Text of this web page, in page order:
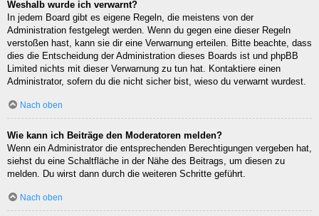
Weshalb wurde ich verwarnt?
In jedem Board gibt es eigene Regeln, die meistens von der
Administration festgelegt werden. Wenn du gegen eine dieser Regeln
verstoßen hast, kann sie dir eine Verwarnung erteilen. Bitte beachte, dass
dies die Entscheidung der Administration dieses Boards ist und phpBB
Limited nichts mit dieser Verwarnung zu tun hat. Kontaktiere einen
Administrator, sofern du die nicht sicher bist, wieso du verwarnt wurdest.
Nach oben
Wie kann ich Beiträge den Moderatoren melden?
Wenn ein Administrator die entsprechenden Berechtigungen vergeben hat,
siehst du eine Schaltfläche in der Nähe des Beitrags, um diesen zu
melden. Du wirst dann durch die weiteren Schritte geführt.
Nach oben